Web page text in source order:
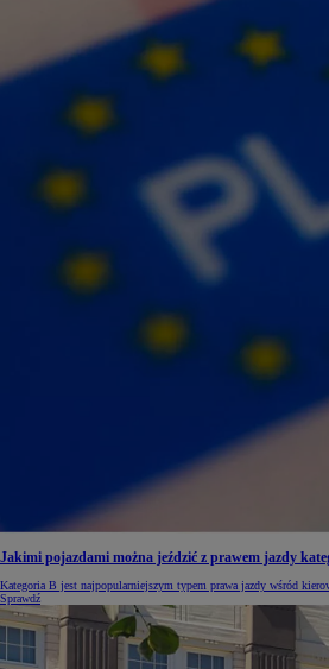
Jakimi pojazdami można jeździć z prawem jazdy
Kategoria B jest najpopularniejszym typem prawa jazdy wśród
Sprawdź